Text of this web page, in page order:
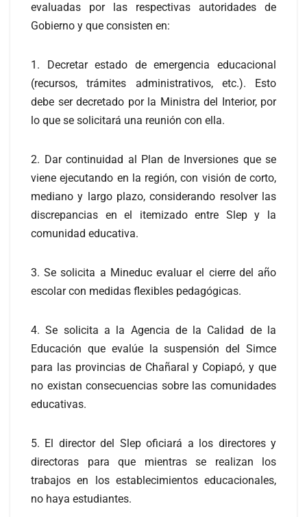
evaluadas por las respectivas autoridades de
Gobierno y que consisten en:
1. Decretar estado de emergencia educacional
(recursos, trámites administrativos, etc.). Esto
debe ser decretado por la Ministra del Interior, por
lo que se solicitará una reunión con ella.
2. Dar continuidad al Plan de Inversiones que se
viene ejecutando en la región, con visión de corto,
mediano y largo plazo, considerando resolver las
discrepancias en el itemizado entre Slep y la
comunidad educativa.
3. Se solicita a Mineduc evaluar el cierre del año
escolar con medidas flexibles pedagógicas.
4. Se solicita a la Agencia de la Calidad de la
Educación que evalúe la suspensión del Simce
para las provincias de Chañaral y Copiapó, y que
no existan consecuencias sobre las comunidades
educativas.
5. El director del Slep oficiará a los directores y
directoras para que mientras se realizan los
trabajos en los establecimientos educacionales,
no haya estudiantes.